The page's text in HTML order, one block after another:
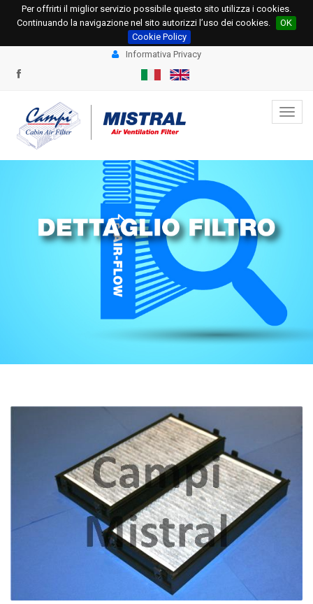
Per offrirti il miglior servizio possibile questo sito utilizza i cookies.
Continuando la navigazione nel sito autorizzi l’uso dei cookies.
OK
Cookie Policy
+39 0331.534695
+39 0331.534678
ordini@campi.eu
Informativa Privacy